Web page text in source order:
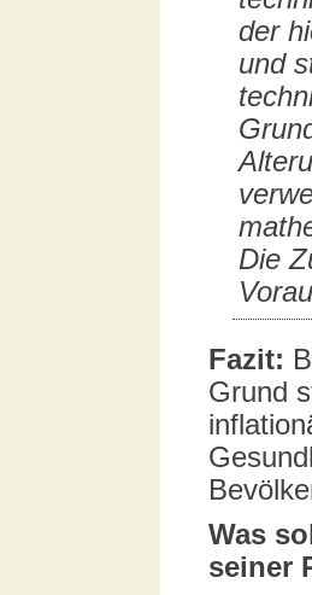
der
und
Die
Fazit:
Grund
Was
seiner